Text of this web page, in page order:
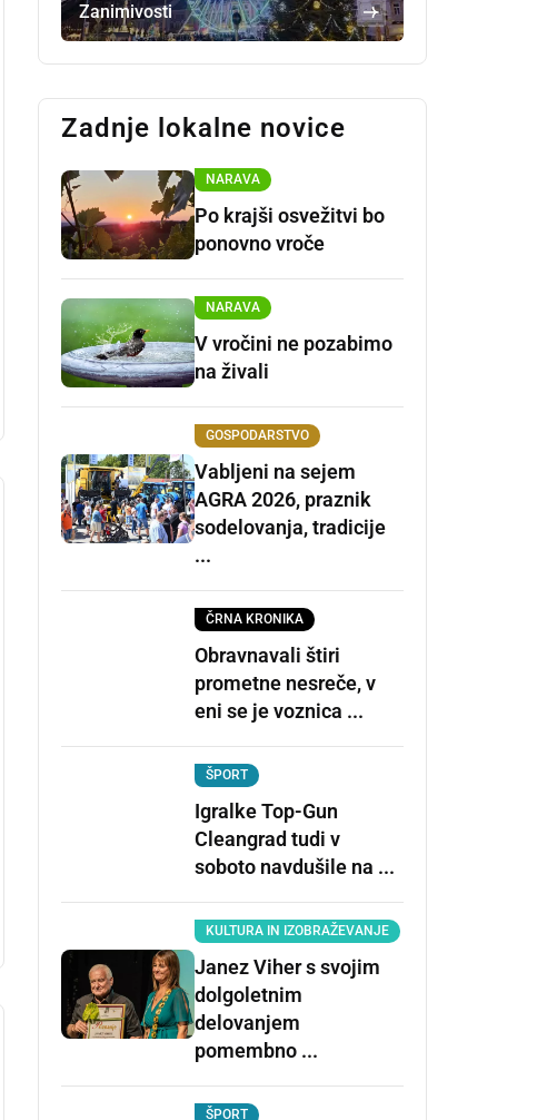
Zanimivosti
Zadnje lokalne novice
NARAVA
Po krajši osvežitvi bo
ponovno vroče
NARAVA
V vročini ne pozabimo
na živali
GOSPODARSTVO
Vabljeni na sejem
AGRA 2026, praznik
sodelovanja, tradicije
...
ČRNA KRONIKA
Obravnavali štiri
prometne nesreče, v
eni se je voznica ...
ŠPORT
Igralke Top-Gun
Cleangrad tudi v
soboto navdušile na ...
KULTURA IN IZOBRAŽEVANJE
Janez Viher s svojim
dolgoletnim
delovanjem
pomembno ...
ŠPORT